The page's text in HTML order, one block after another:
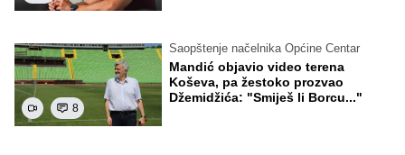
8
Saopštenje načelnika Općine Centar
Mandić objavio video terena
Koševa, pa žestoko prozvao
Džemidžića: "Smiješ li Borcu..."